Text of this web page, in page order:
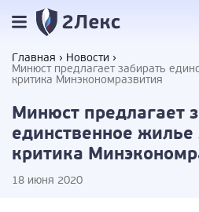
Главная
Новости
Минюст предлагает забирать
критика Минэкономразвития
Минюст предлагает
единственное жилье
критика
18 июня 2020